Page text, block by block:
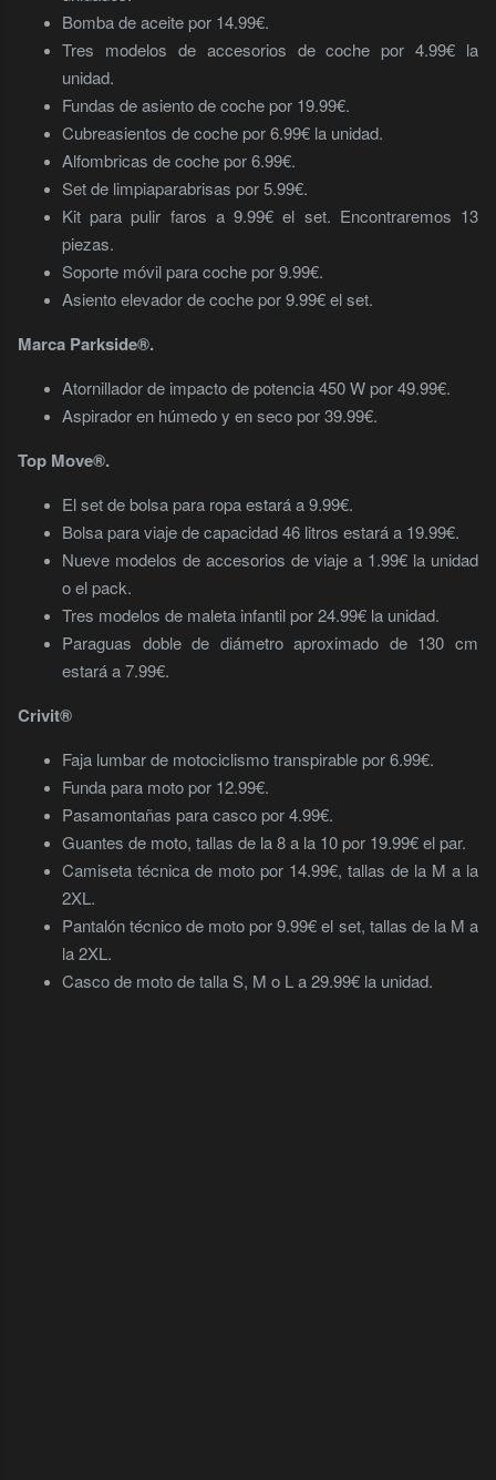
Bomba de aceite por 14.99€.
Tres modelos de accesorios de coche por 4.99€ la
unidad.
Fundas de asiento de coche por 19.99€.
Cubreasientos de coche por 6.99€ la unidad.
Alfombricas de coche por 6.99€.
Set de limpiaparabrisas por 5.99€.
Kit para pulir faros a 9.99€ el set. Encontraremos 13
piezas.
Soporte móvil para coche por 9.99€.
Asiento elevador de coche por 9.99€ el set.
Marca Parkside®.
Atornillador de impacto de potencia 450 W por 49.99€.
Aspirador en húmedo y en seco por 39.99€.
Top Move®.
El set de bolsa para ropa estará a 9.99€.
Bolsa para viaje de capacidad 46 litros estará a 19.99€.
Nueve modelos de accesorios de viaje a 1.99€ la unidad
o el pack.
Tres modelos de maleta infantil por 24.99€ la unidad.
Paraguas doble de diámetro aproximado de 130 cm
estará a 7.99€.
Crivit®
Faja lumbar de motociclismo transpirable por 6.99€.
Funda para moto por 12.99€.
Pasamontañas para casco por 4.99€.
Guantes de moto, tallas de la 8 a la 10 por 19.99€ el par.
Camiseta técnica de moto por 14.99€, tallas de la M a la
2XL.
Pantalón técnico de moto por 9.99€ el set, tallas de la M a
la 2XL.
Casco de moto de talla S, M o L a 29.99€ la unidad.